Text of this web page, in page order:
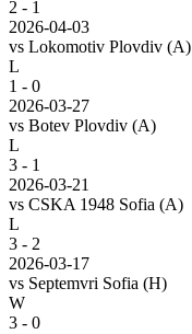
2 - 1
2026-04-03
vs Lokomotiv Plovdiv (A)
L
1 - 0
2026-03-27
vs Botev Plovdiv (A)
L
3 - 1
2026-03-21
vs CSKA 1948 Sofia (A)
L
3 - 2
2026-03-17
vs Septemvri Sofia (H)
W
3 - 0